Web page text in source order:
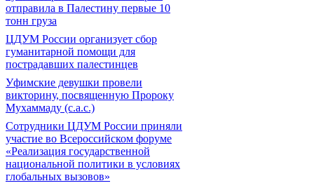
отправила в Палестину первые 10
тонн груза
ЦДУМ России организует сбор
гуманитарной помощи для
пострадавших палестинцев
Уфимские девушки провели
викторину, посвященную Пророку
Мухаммаду (с.а.с.)
Сотрудники ЦДУМ России приняли
участие во Всероссийском форуме
«Реализация государственной
национальной политики в условиях
глобальных вызовов»